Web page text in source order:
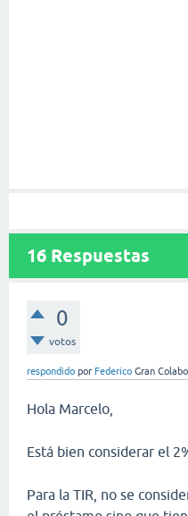
16 Respuestas
0
votos
respondido por Federico Gran
Hola Marcelo,
Está bien considerar el
Para la TIR, no se